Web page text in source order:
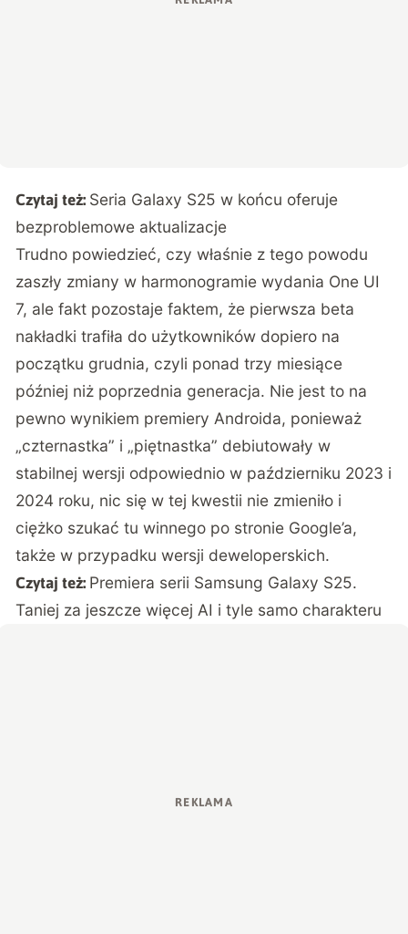
Czytaj też: Seria Galaxy S25 w końcu oferuje
bezproblemowe aktualizacje
Trudno powiedzieć, czy właśnie z tego powodu
zaszły zmiany w harmonogramie wydania One UI
7, ale fakt pozostaje faktem, że pierwsza beta
nakładki trafiła do użytkowników dopiero na
początku grudnia, czyli ponad trzy miesiące
później niż poprzednia generacja. Nie jest to na
pewno wynikiem premiery Androida, ponieważ
„czternastka” i „piętnastka” debiutowały w
stabilnej wersji odpowiednio w październiku 2023 i
2024 roku, nic się w tej kwestii nie zmieniło i
ciężko szukać tu winnego po stronie Google’a,
także w przypadku wersji deweloperskich.
Czytaj też: Premiera serii Samsung Galaxy S25.
Taniej za jeszcze więcej AI i tyle samo charakteru